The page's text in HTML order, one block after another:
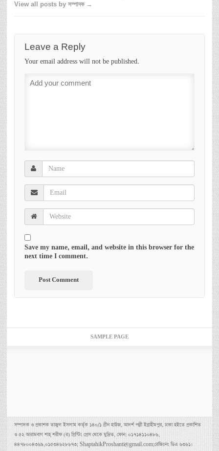
View all posts by সম্পাদক →
Leave a Reply
Your email address will not be published.
Save my name, email, and website in this browser for the
next time I comment.
SAMPLE PAGE
সম্পাদক ও প্রকাশক তাজুল ইসলাম কর্তৃক ১৪০/১ গ্রীন হাউজ, আদর্শ পল্লী ইব্রাহীমপুর, ঢাকা হইতে প্রকাশিত
ও ৫২ আরামবাগ শাহ্ শরীফ (র) প্রিন্টিং প্রেস থেকে মুদ্রিত, ফোন: ০১৭১৪১১০৪৮৬,
৪৪৭৮০০৪৩৬৯,০১৫৩৪৬২৮৬৭৩; ShaptahikProshanti@gmail.com;রেজিঃনং ডিএ ৬৩৬১।